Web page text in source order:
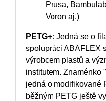
Prusa,
Voron aj.)
PETG+: Jedná se o
spolupráci ABAFLEX
výrobcem plastů a
institutem. Znaménko
jedná o modifikované
běžným PETG ještě